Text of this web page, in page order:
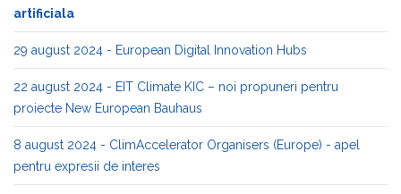
artificiala
29 august 2024 - European Digital Innovation Hubs
22 august 2024 - EIT Climate KIC – noi propuneri pentru
proiecte New European Bauhaus
8 august 2024 - ClimAccelerator Organisers (Europe) - apel
pentru expresii de interes